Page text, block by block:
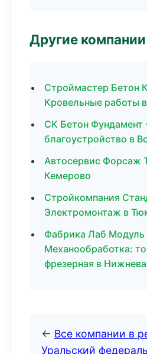
Другие компании
Строймастер Бетон
Кровельные работы
СК Бетон Фундамент
благоустройство в
Автосервис Форсаж
Кемерово
Стройкомпания
Электромонтаж в
Фабрика Лаб Модуль
Механообработка:
фрезерная в
← Все компании в
Уральский